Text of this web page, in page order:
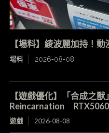
【場料】綾波麗加持！
場料 2026-08-08
【遊戲優化】「合成之
Reincarnation RTX5060
遊戲 2026-08-08